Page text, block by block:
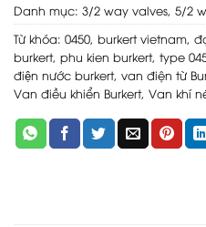
Danh mục: 3/2 way valves, 5/2
Từ khóa: 0450, burkert vietnam,
burkert, phu kien burkert, type
điện nước burkert, van điện từ
Van điều khiển Burkert, Van khí